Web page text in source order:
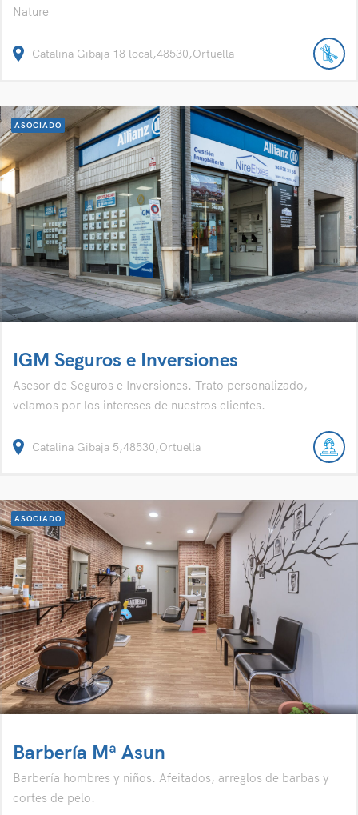
Nature
Catalina Gibaja 18 local,48530,Ortuella
ASOCIADO
IGM Seguros e Inversiones
Asesor de Seguros e Inversiones. Trato personalizado,
velamos por los intereses de nuestros clientes.
Catalina Gibaja 5,48530,Ortuella
ASOCIADO
Barbería Mª Asun
Barbería hombres y niños. Afeitados, arreglos de barbas y
cortes de pelo.